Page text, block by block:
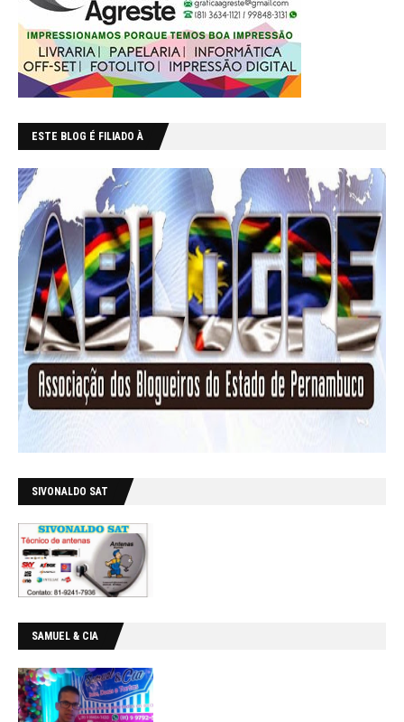
ESTE BLOG É FILIADO À
SIVONALDO SAT
SAMUEL & CIA